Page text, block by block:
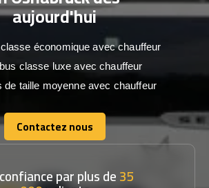
aujourd'hui
économique avec chauffeur
classe luxe avec chauffeur
de taille moyenne avec chauffeur
Contactez nous
Contactez nous
par plus de35